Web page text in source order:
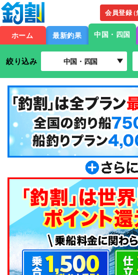
会員登録（
ホーム 最新釣果 中国・四国
絞り込み 中国・四国